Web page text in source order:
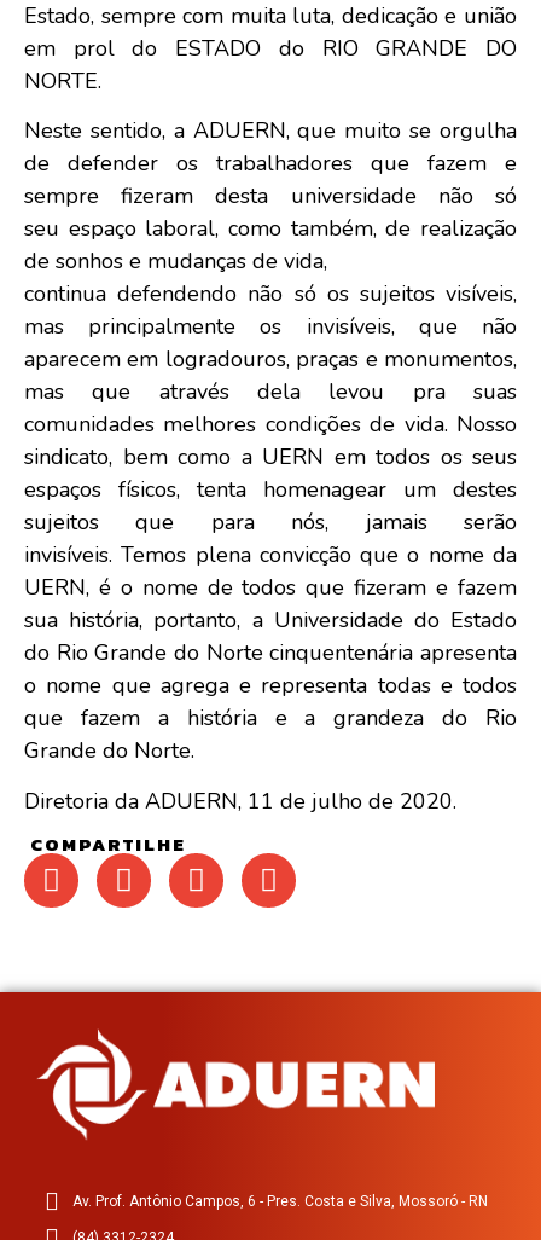
Estado, sempre com muita luta, dedicação e união
em prol do ESTADO do RIO GRANDE DO
NORTE.
Neste sentido, a ADUERN, que muito se orgulha
de defender os trabalhadores que fazem e
sempre fizeram desta universidade não só
seu espaço laboral, como também, de realização
de sonhos e mudanças de vida,
continua defendendo não só os sujeitos visíveis,
mas principalmente os invisíveis, que não
aparecem em logradouros, praças e monumentos,
mas que através dela levou pra suas
comunidades melhores condições de vida. Nosso
sindicato, bem como a UERN em todos os seus
espaços físicos, tenta homenagear um destes
sujeitos que para nós, jamais serão
invisíveis. Temos plena convicção que o nome da
UERN, é o nome de todos que fizeram e fazem
sua história, portanto, a Universidade do Estado
do Rio Grande do Norte cinquentenária apresenta
o nome que agrega e representa todas e todos
que fazem a história e a grandeza do Rio
Grande do Norte.
Diretoria da ADUERN, 11 de julho de 2020.
COMPARTILHE
Av. Prof. Antônio Campos, 6 - Pres. Costa e Silva, Mossoró - RN